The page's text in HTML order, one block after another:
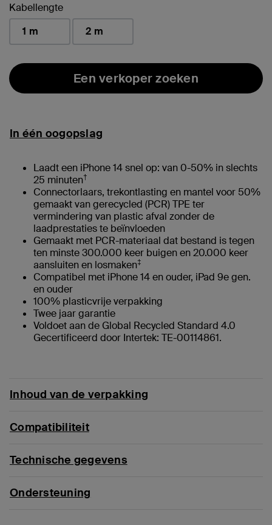
Kabellengte
1 m
2 m
Een verkoper zoeken
In één oogopslag
Laadt een iPhone 14 snel op: van 0-50% in slechts
25 minuten†
Connectorlaars, trekontlasting en mantel voor 50%
gemaakt van gerecycled (PCR) TPE ter
vermindering van plastic afval zonder de
laadprestaties te beïnvloeden
Gemaakt met PCR-materiaal dat bestand is tegen
ten minste 300.000 keer buigen en 20.000 keer
aansluiten en losmaken‡
Compatibel met iPhone 14 en ouder, iPad 9e gen.
en ouder
100% plasticvrije verpakking
Twee jaar garantie
Voldoet aan de Global Recycled Standard 4.0
Gecertificeerd door Intertek: TE-00114861.
Inhoud van de verpakking
Compatibiliteit
Technische gegevens
Ondersteuning